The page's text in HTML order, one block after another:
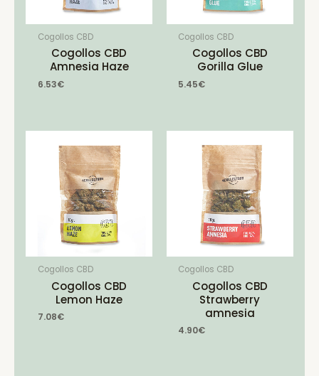
Cogollos CBD
Cogollos CBD
Amnesia Haze
6.53€
Cogollos CBD
Cogollos CBD
Gorilla Glue
5.45€
Cogollos CBD
Cogollos CBD
Lemon Haze
7.08€
Cogollos CBD
Cogollos CBD
Strawberry
amnesia
4.90€